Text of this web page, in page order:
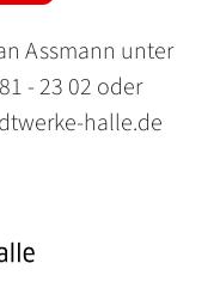
Assmann unter
- 23 02 oder
halle.de